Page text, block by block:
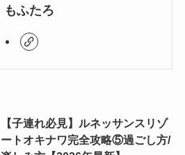
もふたろ
【子連れ必見】ルネッサンスリゾ
ートオキナワ完全攻略⑤過ごし方/